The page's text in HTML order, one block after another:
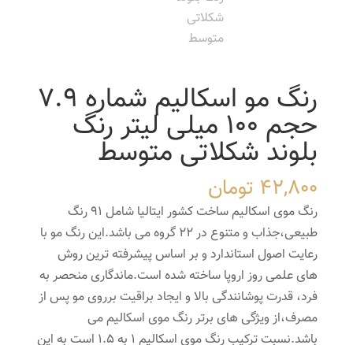
رنگ مو اسکالیم شماره 7.9
حجم 100 میلی لیتر رنگ
بلوند شکلاتی متوسط
42,800 تومان
رنگ موی اسکالیم ساخت کشور ایتالیا شامل 91 رنگ
طبیعی،جذاب و متنوع در 22 گروه می باشد.این رنگ مو با
رعایت اصول استاندارد و بر اساس پیشرفته ترین روش
های علمی روز اروپا ساخته شده است.ماندگاری منحصر به
فرد، قدرت پوشانندگی بالا و ایجاد براقیت برروی مو پس از
مصرف،از ویژگی های برتر رنگ موی اسکالیم می
باشد.نسبت ترکیب رنگ موی اسکالیم 1 به 1.5 است به این